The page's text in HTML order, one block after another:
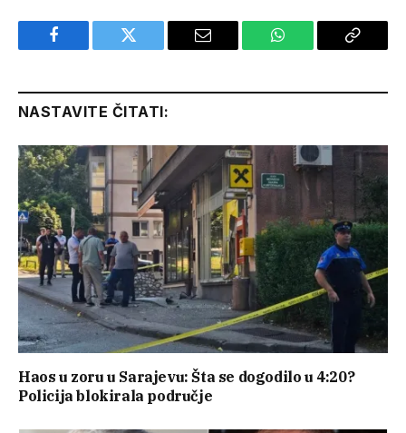
Facebook Twitter Email WhatsApp Copy
NASTAVITE ČITATI:
Haos u zoru u Sarajevu: Šta se dogodilo u 4:20?
Policija blokirala područje